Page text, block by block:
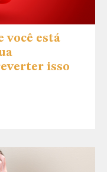
você está
isso